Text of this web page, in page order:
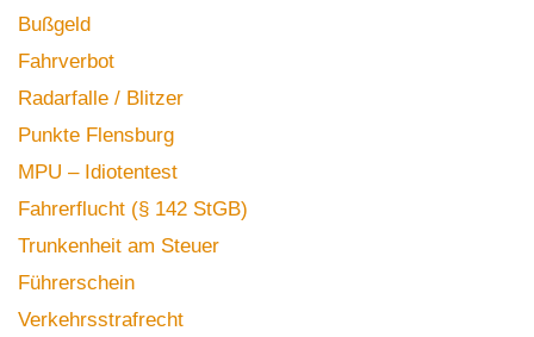
Bußgeld
Fahrverbot
Radarfalle / Blitzer
Punkte Flensburg
MPU – Idiotentest
Fahrerflucht (§ 142 StGB)
Trunkenheit am Steuer
Führerschein
Verkehrsstrafrecht